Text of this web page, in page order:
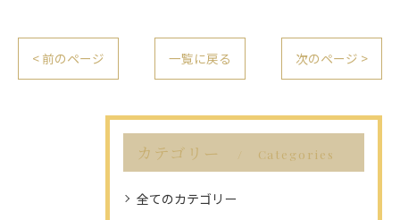
< 前のページ 一覧に戻る 次のページ >
カテゴリー Categories
全てのカテゴリー